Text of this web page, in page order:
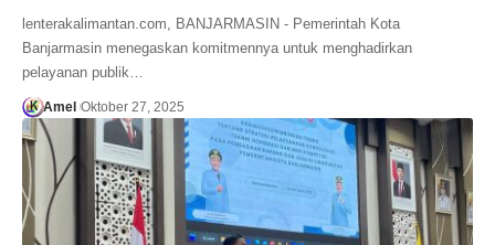
lenterakalimantan.com, BANJARMASIN - Pemerintah Kota
Banjarmasin menegaskan komitmennya untuk menghadirkan
pelayanan publik…
Amel Oktober 27, 2025